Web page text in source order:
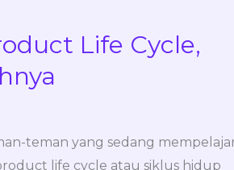
Life Cycle,
teman yang sedang
life cycle atau siklus hidup